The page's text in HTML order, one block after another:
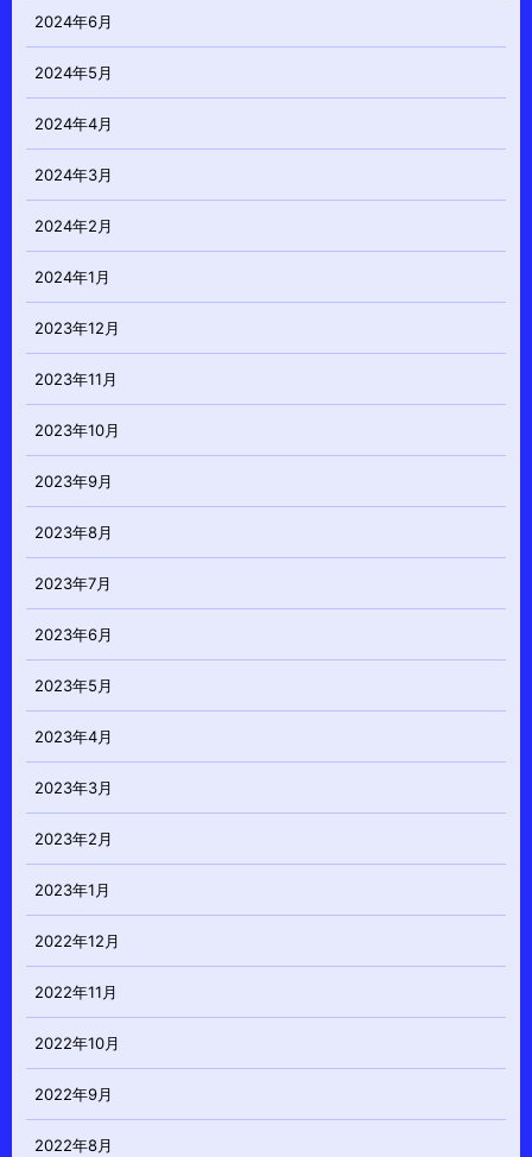
2024年6月
2024年5月
2024年4月
2024年3月
2024年2月
2024年1月
2023年12月
2023年11月
2023年10月
2023年9月
2023年8月
2023年7月
2023年6月
2023年5月
2023年4月
2023年3月
2023年2月
2023年1月
2022年12月
2022年11月
2022年10月
2022年9月
2022年8月